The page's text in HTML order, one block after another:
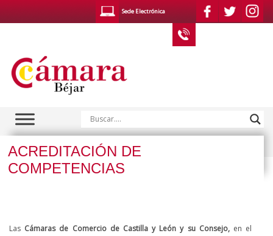
Sede Electrónica
ACREDITACIÓN DE
COMPETENCIAS
Las Cámaras de Comercio de Castilla y León y su Consejo, en el